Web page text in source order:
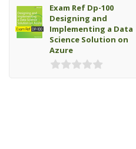
Exam Ref Dp-100
Designing and
Implementing a Data
Science Solution on
Azure